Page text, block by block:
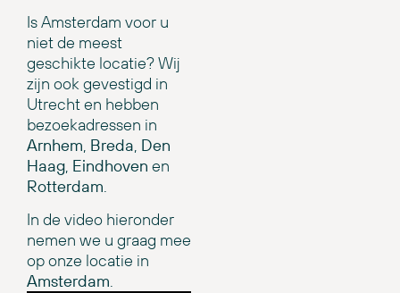
Is Amsterdam voor u
niet de meest
geschikte locatie? Wij
zijn ook gevestigd in
Utrecht en hebben
bezoekadressen in
Arnhem, Breda, Den
Haag, Eindhoven en
Rotterdam.
In de video hieronder
nemen we u graag mee
op onze locatie in
Amsterdam.